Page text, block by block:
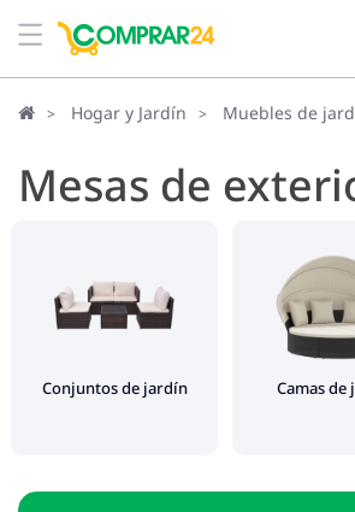
Defecto
Hogar y Jardín Muebles de
Mesas de
Conjuntos de jardín Camas de